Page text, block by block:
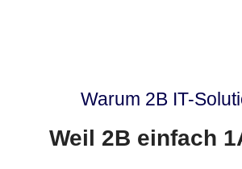
Warum 2B IT-
Weil 2B einfach